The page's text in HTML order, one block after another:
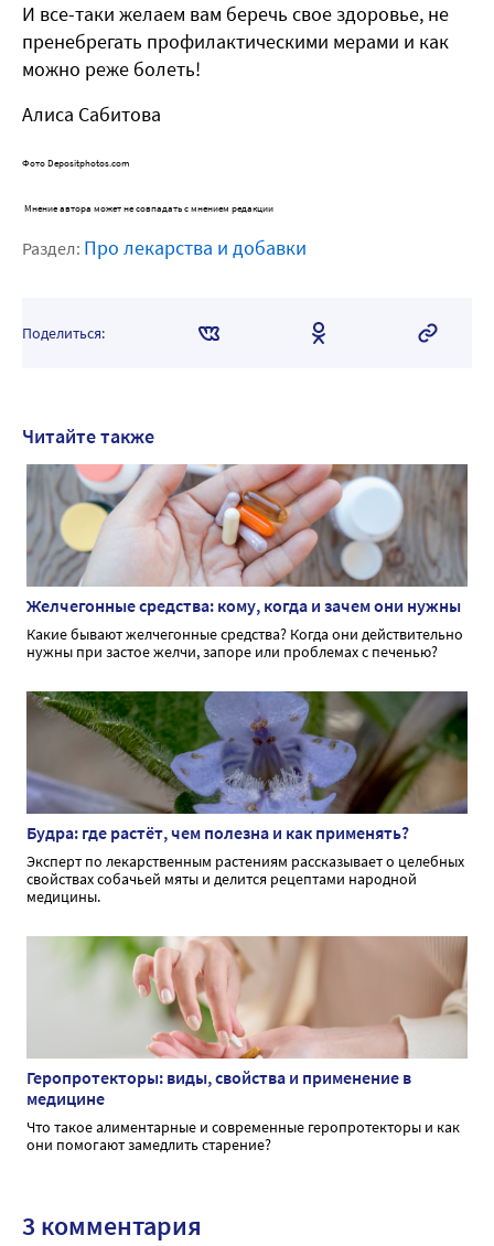
И все-таки желаем вам беречь свое здоровье, не
пренебрегать профилактическими мерами и как
можно реже болеть!
Алиса Сабитова
Фото Depositphotos.com
Мнение автора может не совпадать с мнением редакции
Раздел: Про лекарства и добавки
Поделиться:
Читайте также
Желчегонные средства: кому, когда и зачем они нужны
Какие бывают желчегонные средства? Когда они действительно
нужны при застое желчи, запоре или проблемах с печенью?
Будра: где растёт, чем полезна и как применять?
Эксперт по лекарственным растениям рассказывает о целебных
свойствах собачьей мяты и делится рецептами народной
медицины.
Геропротекторы: виды, свойства и применение в
медицине
Что такое алиментарные и современные геропротекторы и как
они помогают замедлить старение?
3 комментария